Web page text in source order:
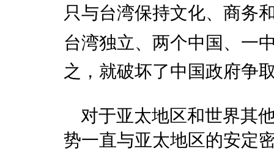
只与台湾保持文化、商务
台湾独立、两个中国、
之，就破坏了中国政府争
对于亚太地区和世界其
势一直与亚太地区的安定